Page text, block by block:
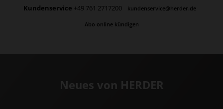
Kundenservice +49 761 2717200 kundenservice@herder.de
Abo online kündigen
Neues von HERDER